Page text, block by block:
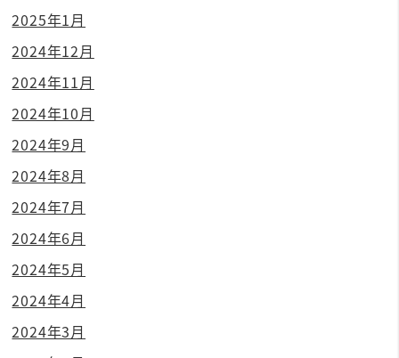
2025年1月
2024年12月
2024年11月
2024年10月
2024年9月
2024年8月
2024年7月
2024年6月
2024年5月
2024年4月
2024年3月